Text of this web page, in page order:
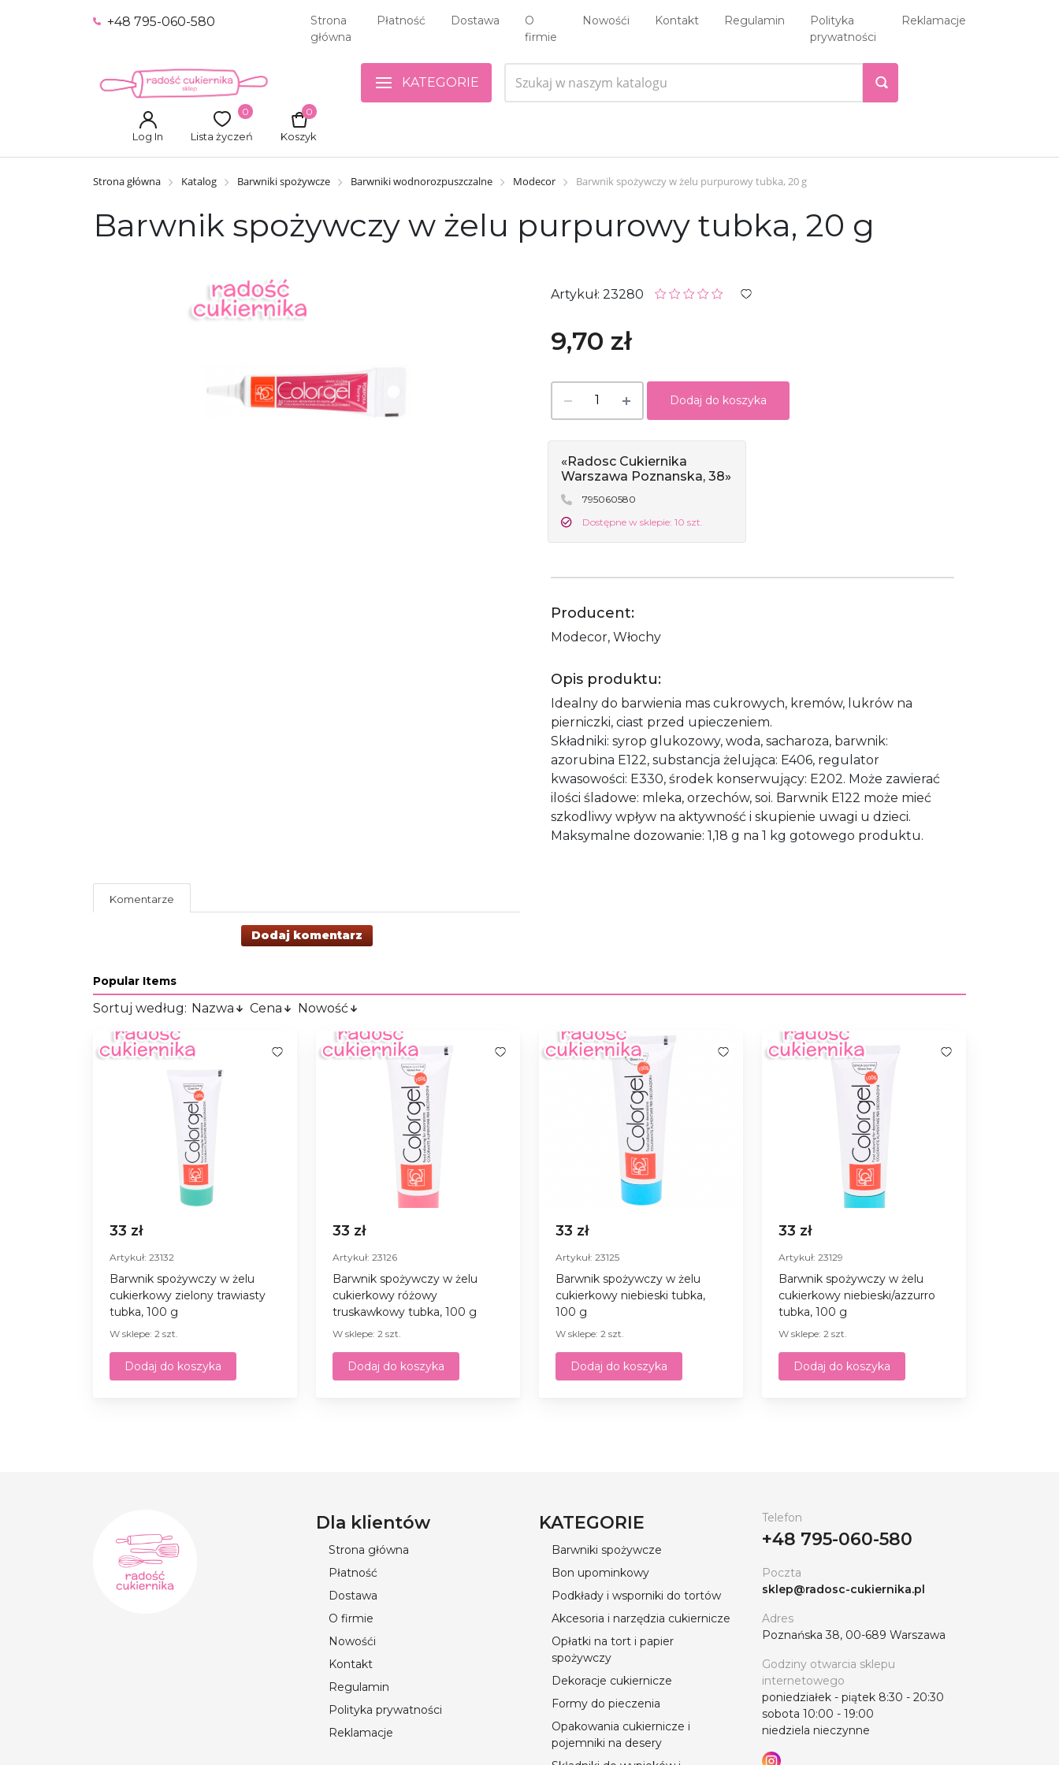
+48 795-060-580
Strona
główna
Płatność Dostawa
O
firmie
Nowośći Kontakt Regulamin
Polityka
prywatności
Reklamacje
Log In Lista życzeń
0
Koszyk
0
KATEGORIE
Strona główna Katalog Barwniki spożywcze Barwniki wodnorozpuszczalne Modecor Barwnik spożywczy w żelu purpurowy tubka, 20 g
Barwnik spożywczy w żelu purpurowy tubka, 20 g
Artykuł: 23280
9,70 zł
Dodaj do koszyka
«Radosc Cukiernika
Warszawa Poznanska, 38»
795060580
Dostępne w sklepie: 10 szt.
Producent:
Modecor, Włochy
Opis produktu:
Idealny do barwienia mas cukrowych, kremów, lukrów na
pierniczki, ciast przed upieczeniem.
Składniki: syrop glukozowy, woda, sacharoza, barwnik:
azorubina E122, substancja żelująca: E406, regulator
kwasowości: E330, środek konserwujący: E202. Może zawierać
ilości śladowe: mleka, orzechów, soi. Barwnik E122 może mieć
szkodliwy wpływ na aktywność i skupienie uwagi u dzieci.
Maksymalne dozowanie: 1,18 g na 1 kg gotowego produktu.
Komentarze
Dodaj komentarz
Popular Items
Sortuj według: Nazwa Cena Nowość
33 zł
Artykuł: 23132
Barwnik spożywczy w żelu
cukierkowy zielony trawiasty
tubka, 100 g
W sklepe: 2 szt.
Dodaj do koszyka
33 zł
Artykuł: 23126
Barwnik spożywczy w żelu
cukierkowy różowy
truskawkowy tubka, 100 g
W sklepe: 2 szt.
Dodaj do koszyka
33 zł
Artykuł: 23125
Barwnik spożywczy w żelu
cukierkowy niebieski tubka,
100 g
W sklepe: 2 szt.
Dodaj do koszyka
33 zł
Artykuł: 23129
Barwnik spożywczy w żelu
cukierkowy niebieski/azzurro
tubka, 100 g
W sklepe: 2 szt.
Dodaj do koszyka
Dla klientów
Strona główna
Płatność
Dostawa
O firmie
Nowośći
Kontakt
Regulamin
Polityka prywatności
Reklamacje
KATEGORIE
Barwniki spożywcze
Bon upominkowy
Podkłady i wsporniki do tortów
Akcesoria i narzędzia cukiernicze
Opłatki na tort i papier
spożywczy
Dekoracje cukiernicze
Formy do pieczenia
Opakowania cukiernicze i
pojemniki na desery
Telefon
+48 795-060-580
Poczta
sklep@radosc-cukiernika.pl
Adres
Poznańska 38, 00-689 Warszawa
Godziny otwarcia sklepu
internetowego
poniedziałek - piątek 8:30 - 20:30
sobota 10:00 - 19:00
niedziela nieczynne